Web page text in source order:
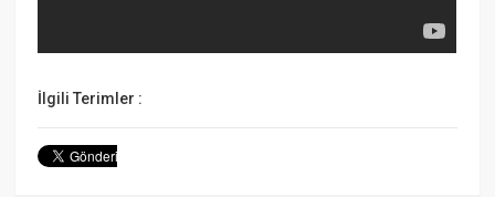
İlgili Terimler :